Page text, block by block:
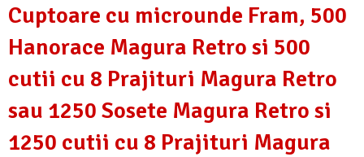
Cuptoare cu microunde Fram, 500
Hanorace Magura Retro si 500
cutii cu 8 Prajituri Magura Retro
sau 1250 Sosete Magura Retro si
1250 cutii cu 8 Prajituri Magura